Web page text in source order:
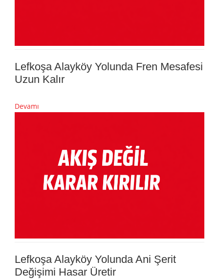
Lefkoşa Alayköy Yolunda Fren Mesafesi
Uzun Kalır
Devamı
Lefkoşa Alayköy Yolunda Ani Şerit
Değişimi Hasar Üretir